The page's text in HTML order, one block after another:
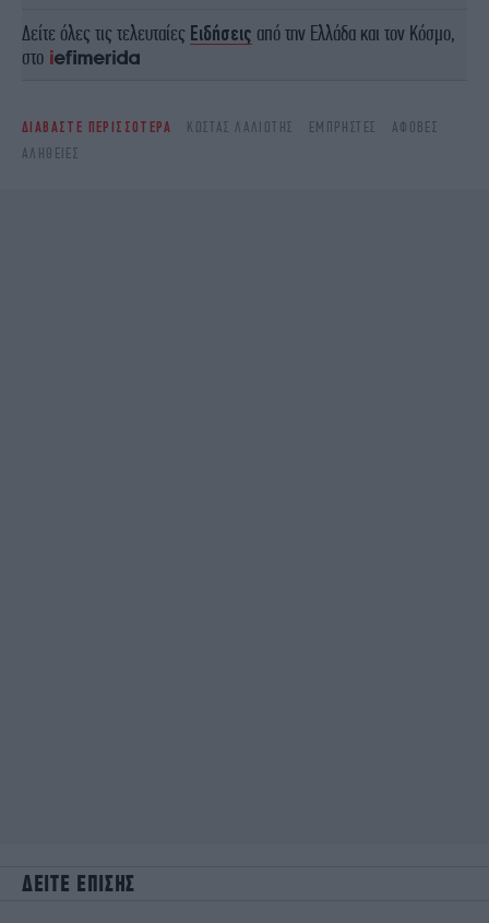
Δείτε όλες τις τελευταίες Ειδήσεις από την Ελλάδα και τον Κόσμο,
στο
ΔΙΑΒΑΣΤΕ ΠΕΡΙΣΣΟΤΕΡΑ ΚΏΣΤΑΣ ΛΑΛΙΏΤΗΣ ΕΜΠΡΗΣΤΈΣ
ΆΦΟΒΕΣ
ΑΛΗΘΕΙΕΣ
ΔΕΙΤΕ ΕΠΙΣΗΣ